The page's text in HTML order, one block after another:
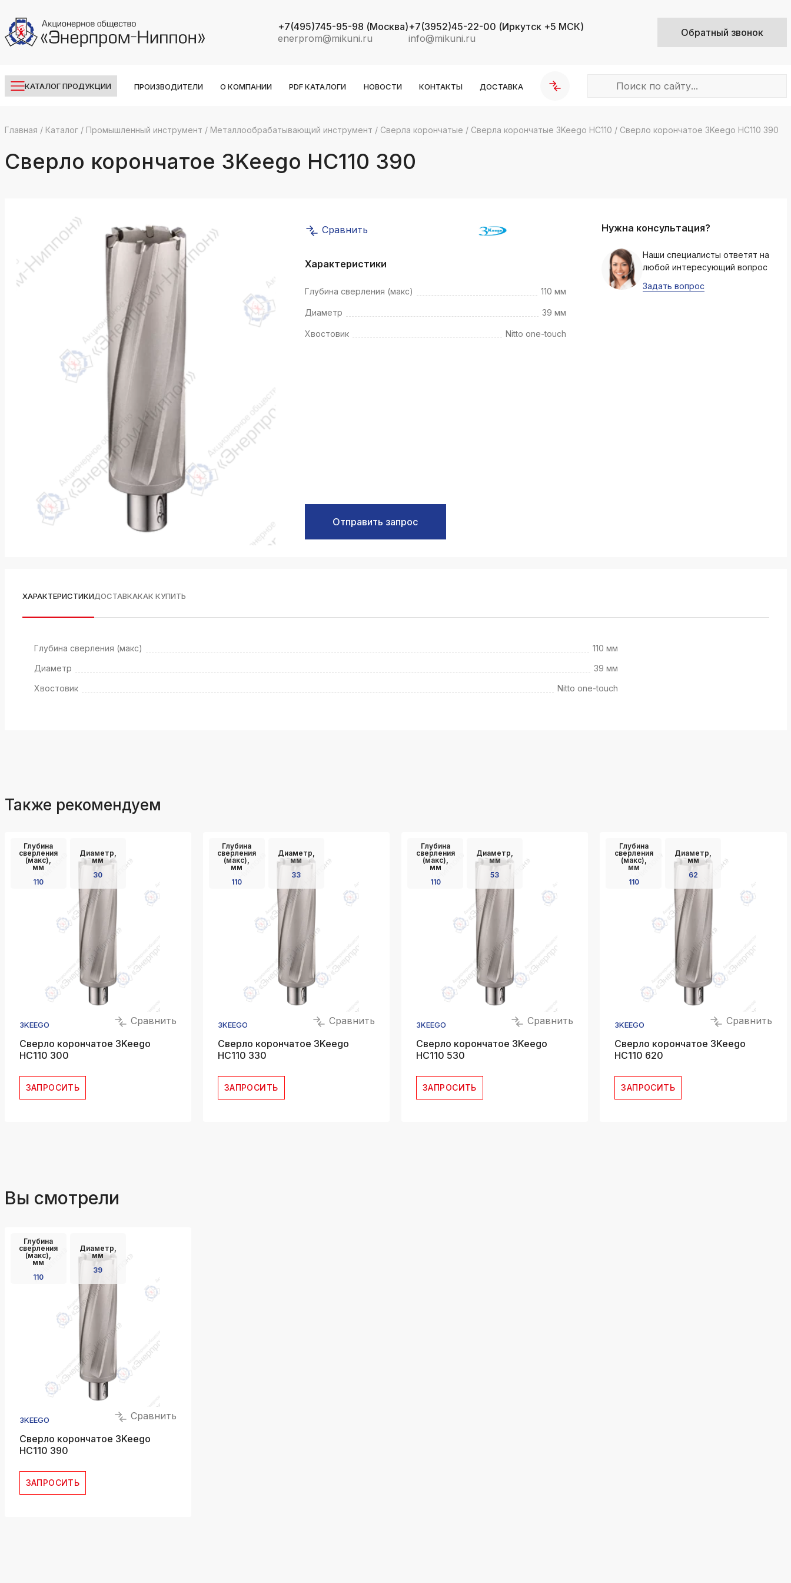
+7(495)745-95-98 (Москва)
enerprom@mikuni.ru
+7(3952)45-22-00 (Иркутск +5 МСК)
info@mikuni.ru
Обратный звонок
КАТАЛОГ ПРОДУКЦИИ ПРОИЗВОДИТЕЛИ О КОМПАНИИ PDF КАТАЛОГИ НОВОСТИ КОНТАКТЫ ДОСТАВКА
ksldkfjsdlfkjsls;ldfkgjsdl;kfkфыва
ksldkfjsdlfkjsls;ldfkgjsdl;kfkфыва
ksldkfjsdlfkjsls;ldfkgjsdl;kfkфыва
ksldkfjsdlfkjsls;ldfkgjsdl;kfkфыва
ksldkfjsdlfkjsls;ldfkgjsdl;kfkфыва
k
ksldkfjsdlfkjsls;ldfkgjsdl;kfkфыва
ksldkfjsdlfkjsls;ldfkgjsdl;kfkфыва
ksldkfjsdlfkjsls;ldfkgjsdl;kfkфыва
ksldkfjsdlfkjsls;ldfkgjsdl;kfkфыва
ksldkfjsdlfkjsls;ldfkgjsdl;kfkфыва
ksldkfjsdlfkjsls;ldfkgjsdl;kfkфыва
ksldkfjsdlfkjsls;ldfkgjsdl;kfkфыва
ksldkfjsdlfkjsls;ldfkgjsdl;kfkфыва
Главная / Каталог/ Промышленный инструмент / Металлообрабатывающий инструмент / Сверла корончатые / Сверла корончатые 3Keego HC110 / Сверло корончатое 3Keego HC110 390
Сверло корончатое 3Keego HC110 390
Сравнить
Характеристики
Глубина сверления (макс) 110 мм
Диаметр 39 мм
Хвостовик Nitto one-touch
Отправить запрос
Нужна консультация?
Наши специалисты ответят на
любой интересующий вопрос
Задать вопрос
ХАРАКТЕРИСТИКИДОСТАВКАКАК КУПИТЬ
Глубина сверления (макс)
110 мм
Диаметр
39 мм
Хвостовик
Nitto one-touch
Также рекомендуем
Глубина
сверления
(макс),
мм
110
Диаметр,
мм
30
3KEEGO
Сравнить
Сверло корончатое 3Keego
HC110 300
ЗАПРОСИТЬ
Глубина
сверления
(макс),
мм
110
Диаметр,
мм
33
3KEEGO
Сравнить
Сверло корончатое 3Keego
HC110 330
ЗАПРОСИТЬ
Глубина
сверления
(макс),
мм
110
Диаметр,
мм
53
3KEEGO
Сравнить
Сверло корончатое 3Keego
HC110 530
ЗАПРОСИТЬ
Глубина
сверления
(макс),
мм
110
Диаметр,
мм
62
3KEEGO
Сравнить
Сверло корончатое 3Keego
HC110 620
ЗАПРОСИТЬ
Вы смотрели
Глубина
сверления
(макс),
мм
110
Диаметр,
мм
39
3KEEGO
Сравнить
Сверло корончатое 3Keego
HC110 390
ЗАПРОСИТЬ